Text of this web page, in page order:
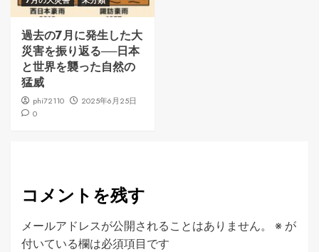
過去の7月に発生した大
災害を振り返る──日本
と世界を襲った自然の
猛威
phi72110
2025年6月25日
0
コメントを残す
メールアドレスが公開されることはありません。 ※ が
付いている欄は必須項目です